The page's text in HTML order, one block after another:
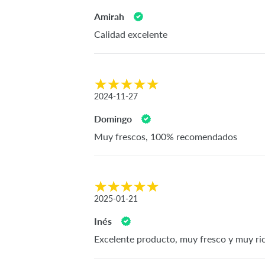
Amirah
Calidad excelente
2024-11-27
Domingo
Muy frescos, 100% recomendados
2025-01-21
Inés
Excelente producto, muy fresco y muy